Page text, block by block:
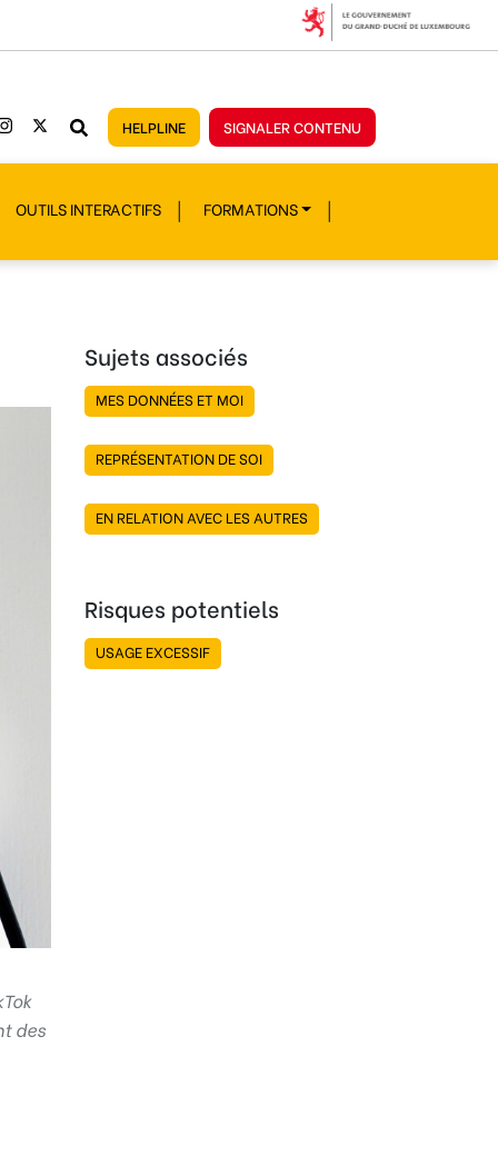
HELPLINE SIGNALER CONTENU
OUTILS INTERACTIFS FORMATIONS
des
Sujets associés
MES DONNÉES ET MOI
REPRÉSENTATION DE SOI
EN RELATION AVEC LES AUTRES
Risques potentiels
USAGE EXCESSIF